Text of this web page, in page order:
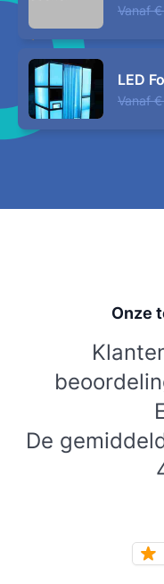
Vanaf €
LED
Vanaf
Onze
De